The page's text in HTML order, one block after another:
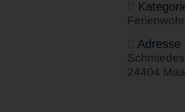
Adresse
24404